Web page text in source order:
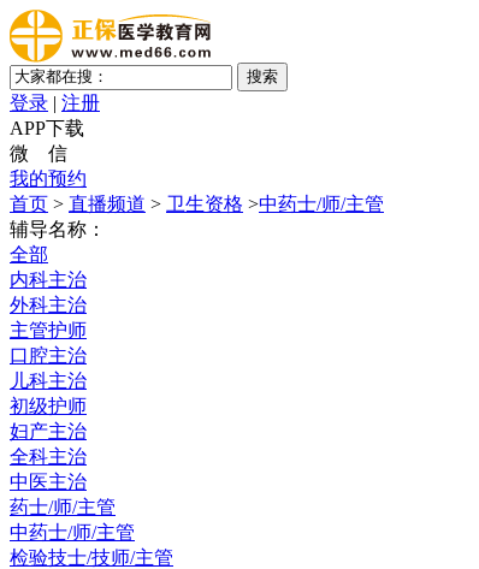
登录 | 注册
APP下载
微 信
我的预约
首页 > 直播频道 > 卫生资格 >中药士/师/主管
辅导名称：
全部
内科主治
外科主治
主管护师
口腔主治
儿科主治
初级护师
妇产主治
全科主治
中医主治
药士/师/主管
中药士/师/主管
检验技士/技师/主管